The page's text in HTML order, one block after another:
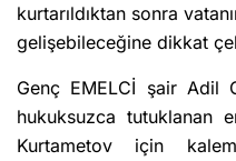
kurtarıldıktan sonra
gelişebileceğine dikkat
Genç EMELCİ şair Adil
hukuksuzca tutuklanan
Kurtametov için